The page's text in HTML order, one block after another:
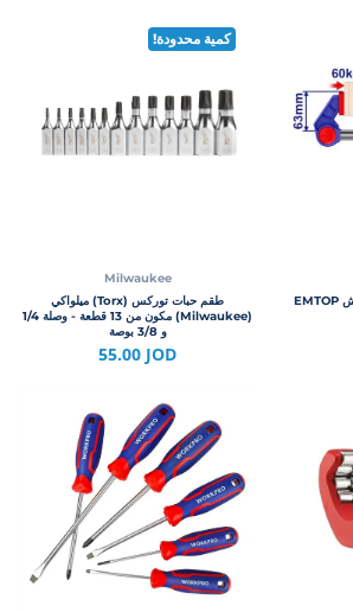
مربط للنجارين اتوماتيك 6 انش EMTOP
كمية محدودة!
Milwaukee
طقم حبات توركس (Torx) ميلواكي
(Milwaukee) مكون من 13 قطعة - وصلة 1/4
و 3/8 بوصة
55.00 JOD